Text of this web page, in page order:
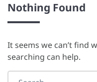
Nothing Found
It seems we can’t find
searching can help.
Search everything...